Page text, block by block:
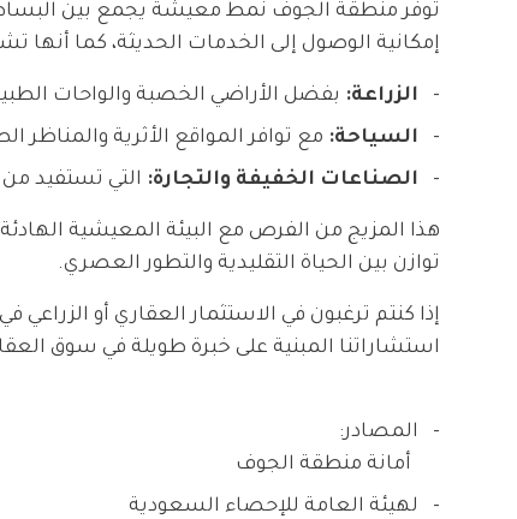
توفر منطقة الجوف نمط معيشة يجمع بين البساطة
إمكانية الوصول إلى الخدمات الحديثة، كما
الزراعة: بفضل الأراضي الخصبة والواحات
السياحة: مع توافر المواقع الأثرية والمناظر
الصناعات الخفيفة والتجارة: التي تستفيد من
هذا المزيج من الفرص مع البيئة المعيشية
توازن بين الحياة التقليدية والتطور العصري.
إذا كنتم ترغبون في الاستثمار العقاري أو
استشاراتنا المبنية على خبرة طويلة في سوق
المصادر:
أمانة منطقة الجوف
لهيئة العامة للإحصاء السعودية